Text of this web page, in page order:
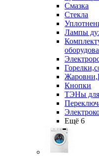
Смазка
Стекла
Лампы
Кнопки
ТЭНы для
Ещё 6